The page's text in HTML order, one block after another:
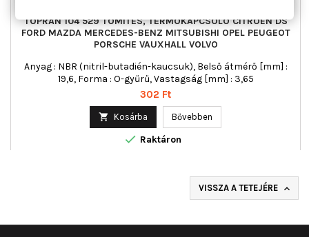
TOPRAN 104 529 TÖMÍTÉS, TERMOKAPCSOLÓ CITROËN DS
FORD MAZDA MERCEDES-BENZ MITSUBISHI OPEL PEUGEOT
PORSCHE VAUXHALL VOLVO
Anyag : NBR (nitril-butadién-kaucsuk), Belső átmérő [mm] :
19,6, Forma : O-gyűrű, Vastagság [mm] : 3,65
Ár
302 Ft
 Kosárba Bővebben
 Raktáron
VISSZA A TETEJÉRE 